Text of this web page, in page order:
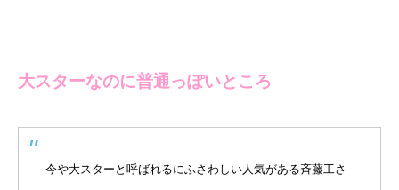
大スターなのに普通っぽいところ
今や大スターと呼ばれるにふさわしい人気がある斉藤工さ